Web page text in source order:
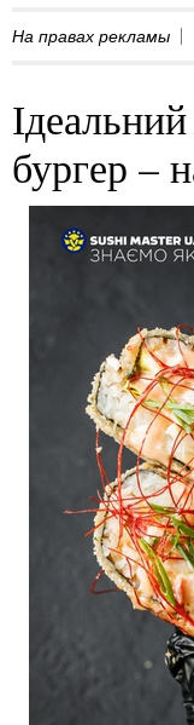
На правах рекламы
бургер –